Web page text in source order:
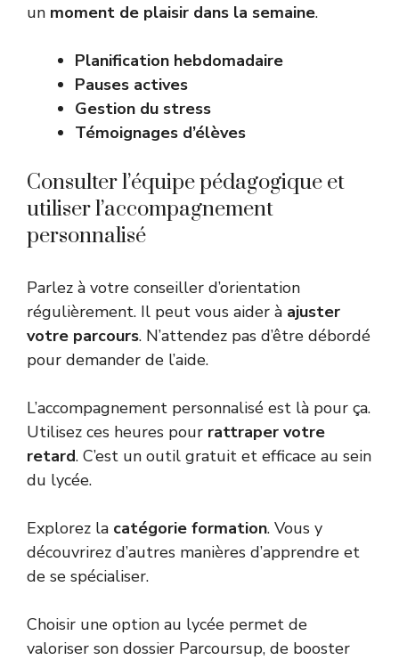
un moment de plaisir dans la semaine.
Planification hebdomadaire
Pauses actives
Gestion du stress
Témoignages d’élèves
Consulter l’équipe pédagogique et
utiliser l’accompagnement
personnalisé
Parlez à votre conseiller d’orientation
régulièrement. Il peut vous aider à ajuster
votre parcours. N’attendez pas d’être débordé
pour demander de l’aide.
L’accompagnement personnalisé est là pour ça.
Utilisez ces heures pour rattraper votre
retard. C’est un outil gratuit et efficace au sein
du lycée.
Explorez la catégorie formation. Vous y
découvrirez d’autres manières d’apprendre et
de se spécialiser.
Choisir une option au lycée permet de
valoriser son dossier Parcoursup, de booster